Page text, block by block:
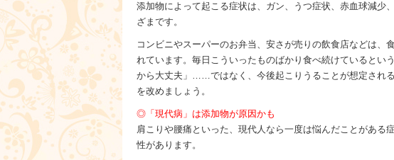
添加物によって起こる症状は、ガン、うつ症状、赤血球減少
ざまです。
コンビニやスーパーのお弁当、安さが売りの飲食店などは、
れています。毎日こういったものばかり食べ続けているとい
から大丈夫」……ではなく、今後起こりうることが想定され
を改めましょう。
◎「現代病」は添加物が原因かも
肩こりや腰痛といった、現代人なら一度は悩んだことがある
性があります。